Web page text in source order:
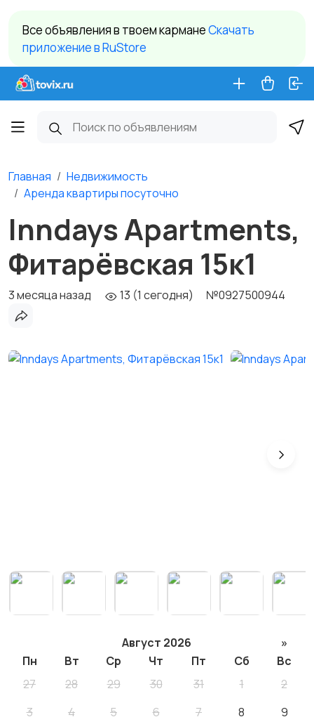
Все объявления в твоем карманеCкачать
приложение в RuStore
Главная
Недвижимость
Аренда квартиры посуточно
Inndays Apartments,
Фитарёвская 15к1
3 месяца назад 13 (1 сегодня) №0927500944
Август 2026
»
Пн
Вт Ср Чт Пт Сб
Вс
27
28 29 30 31 1
2
3
4 5 6 7 8
9